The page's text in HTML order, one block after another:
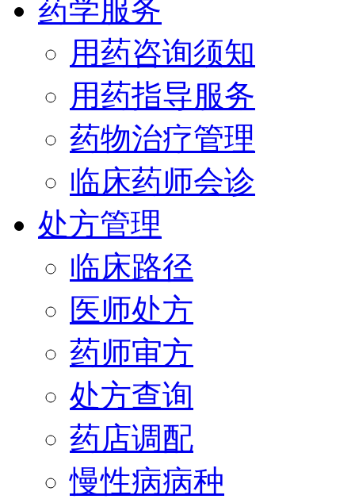
药学服务
用药咨询须知
用药指导服务
药物治疗管理
临床药师会诊
处方管理
临床路径
医师处方
药师审方
处方查询
药店调配
慢性病病种